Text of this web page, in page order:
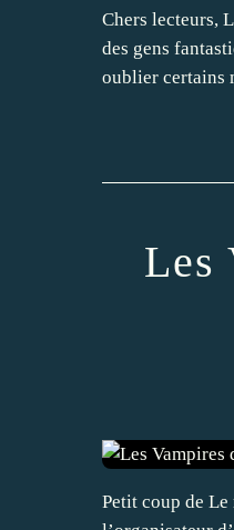
Chers lecteurs,
des gens
oublier certains
Les
Petit coup de